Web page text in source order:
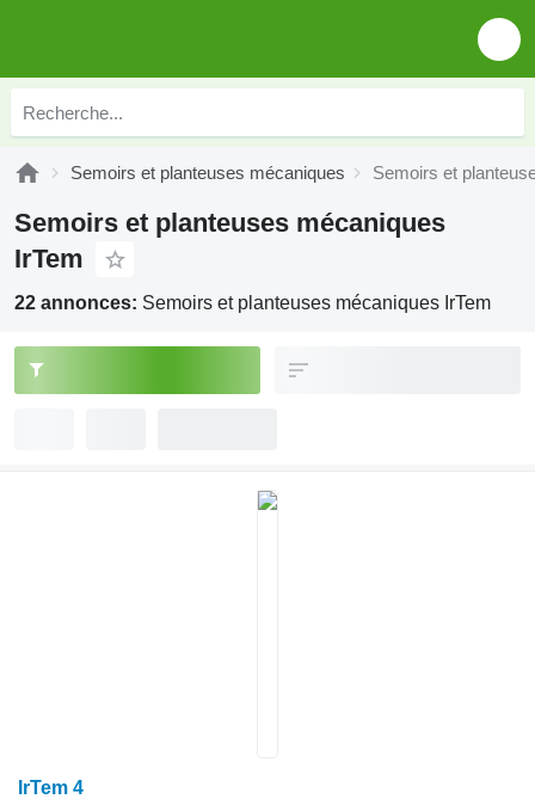
Semoirs et planteuses mécaniques Semoirs et
Semoirs et planteuses mécaniques
IrTem
22 annonces: Semoirs et planteuses mécaniques IrTem
IrTem 4